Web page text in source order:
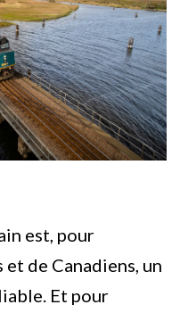
est, pour
de Canadiens, un
Et pour